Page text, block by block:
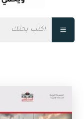
ارسال